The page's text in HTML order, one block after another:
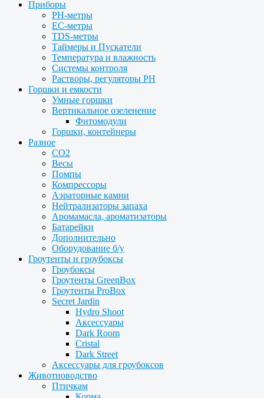
Приборы
PH-метры
EC-метры
TDS-метры
Таймеры и Пускатели
Температура и влажность
Системы контроля
Растворы, регуляторы PH
Горшки и емкости
Умные горшки
Вертикальное озеленение
Фитомодули
Горшки, контейнеры
Разное
CO2
Весы
Помпы
Компрессоры
Аэраторные камни
Нейтрализаторы запаха
Аромамасла, ароматизаторы
Батарейки
Дополнительно
Оборудование б/у
Гроутенты и гроубоксы
Гроубоксы
Гроутенты GreenBox
Гроутенты ProBox
Secret Jardin
Hydro Shoot
Аксессуары
Dark Room
Cristal
Dark Street
Аксессуары для гроубоксов
Животноводство
Птичкам